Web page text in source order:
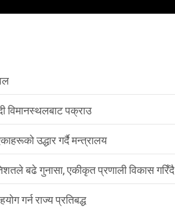
विमानस्थलबाट पक्राउ
उद्धार गर्दै मन्त्रालय
बढे गुनासा, एकीकृत प्रणाली विकास गरिँदै
गर्न राज्य प्रतिबद्ध